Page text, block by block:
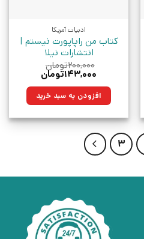
ادبیات آمریکا
کتاب من راپاپورت نیستم |
انتشارات نیلا
۲۰۰,۰۰۰تومان
قیمت
۲۰۰,۰۰۰تومان
بود.
۱۴۳,۰۰۰تومان
۱۴۳,۰۰۰تومان.افزودن به سبد خرید
3